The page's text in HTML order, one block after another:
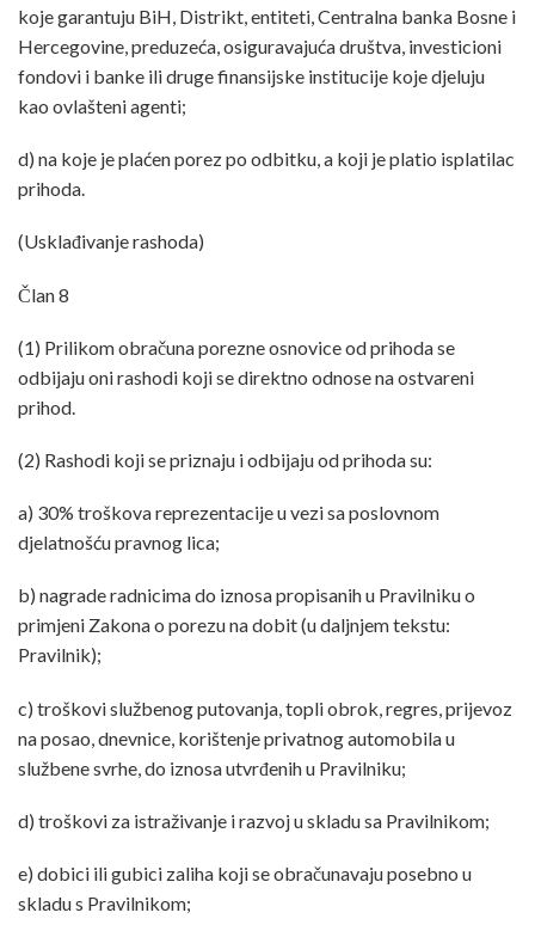
koje garantuju BiH, Distrikt, entiteti, Centralna banka Bosne i
Hercegovine, preduzeća, osiguravajuća društva, investicioni
fondovi i banke ili druge finansijske institucije koje djeluju
kao ovlašteni agenti;
d) na koje je plaćen porez po odbitku, a koji je platio isplatilac
prihoda.
(Usklađivanje rashoda)
Član 8
(1) Prilikom obračuna porezne osnovice od prihoda se
odbijaju oni rashodi koji se direktno odnose na ostvareni
prihod.
(2) Rashodi koji se priznaju i odbijaju od prihoda su:
a) 30% troškova reprezentacije u vezi sa poslovnom
djelatnošću pravnog lica;
b) nagrade radnicima do iznosa propisanih u Pravilniku o
primjeni Zakona o porezu na dobit (u daljnjem tekstu:
Pravilnik);
c) troškovi službenog putovanja, topli obrok, regres, prijevoz
na posao, dnevnice, korištenje privatnog automobila u
službene svrhe, do iznosa utvrđenih u Pravilniku;
d) troškovi za istraživanje i razvoj u skladu sa Pravilnikom;
e) dobici ili gubici zaliha koji se obračunavaju posebno u
skladu s Pravilnikom;